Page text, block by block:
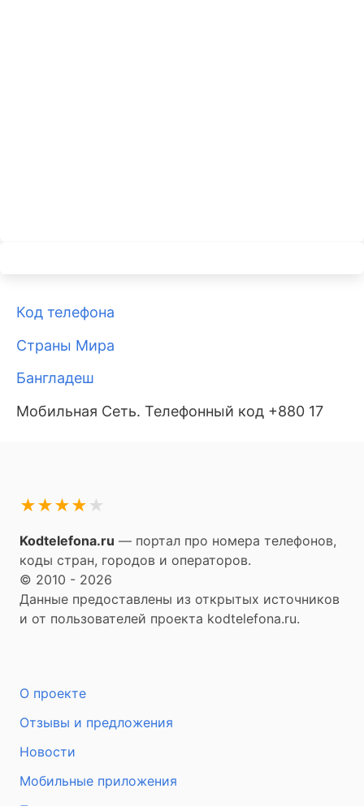
Код телефона
Страны Мира
Бангладеш
Мобильная Сеть. Телефонный код +880 17
★
★
★
★
★
Kodtelefona.ru — портал про номера телефонов,
коды стран, городов и операторов.
© 2010 - 2026
Данные предоставлены из открытых источников
и от пользователей проекта kodtelefona.ru.
О проекте
Отзывы и предложения
Новости
Мобильные приложения